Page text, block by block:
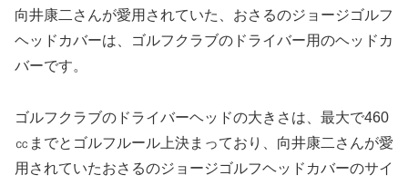
向井康二さんが愛用されていた、おさるのジョージゴルフ
ヘッドカバーは、ゴルフクラブのドライバー用のヘッドカ
バーです。
ゴルフクラブのドライバーヘッドの大きさは、最大で460
㏄までとゴルフルール上決まっており、向井康二さんが愛
用されていたおさるのジョージゴルフヘッドカバーのサイ